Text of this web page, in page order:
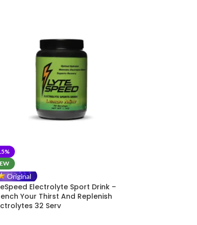
Original
Electrolyte Sport Drink –
Your Thirst And Replenish
32 Serv